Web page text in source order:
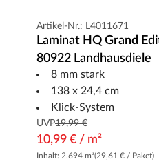
Artikel-Nr.: L4011671
Laminat HQ Grand
80922 Landhausdiele
8 mm stark
138 x 24,4 cm
Klick-System
UVP19,99 €
10,99 € / m²
Inhalt: 2.694 m²(29,61 € / Paket)